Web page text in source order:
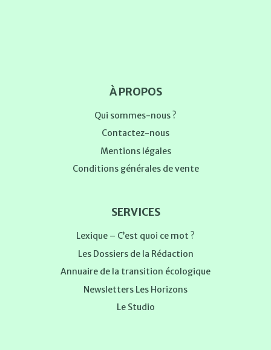
À PROPOS
Qui sommes-nous ?
Contactez-nous
Mentions légales
Conditions générales de vente
SERVICES
Lexique – C’est quoi ce mot ?
Les Dossiers de la Rédaction
Annuaire de la transition écologique
Newsletters Les Horizons
Le Studio